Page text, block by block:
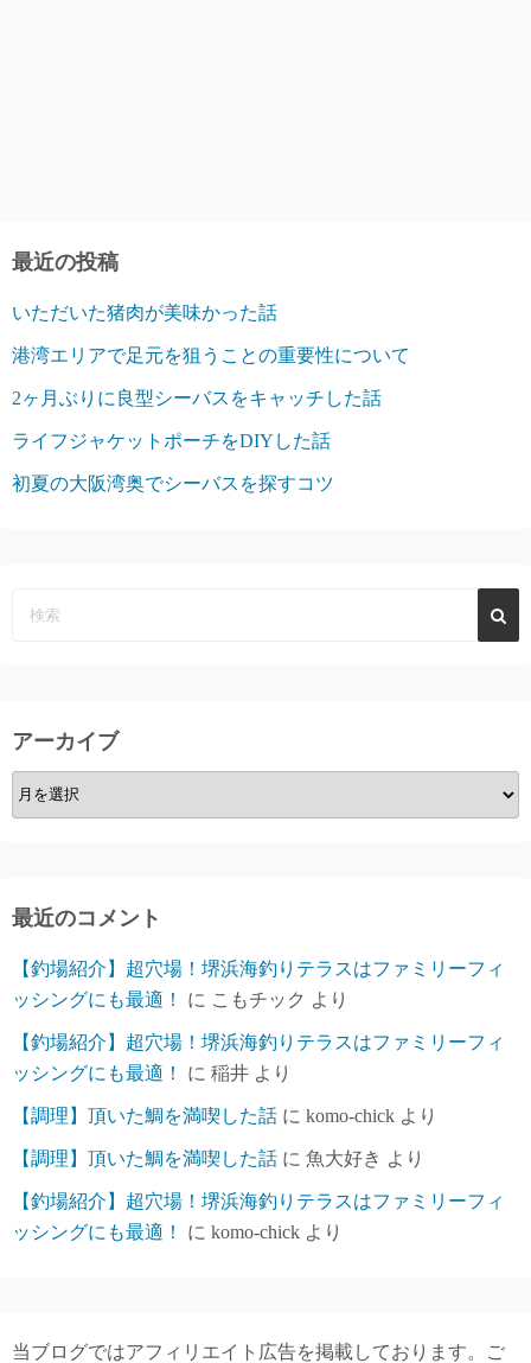
最近の投稿
いただいた猪肉が美味かった話
港湾エリアで足元を狙うことの重要性について
2ヶ月ぶりに良型シーバスをキャッチした話
ライフジャケットポーチをDIYした話
初夏の大阪湾奥でシーバスを探すコツ
アーカイブ
ア
ー
ブ
最近のコメント
【釣場紹介】超穴場！堺浜海釣りテラスはファミリーフィ
ッシングにも最適！
に こもチック より
【釣場紹介】超穴場！堺浜海釣りテラスはファミリーフィ
ッシングにも最適！
に 稲井 より
【調理】頂いた鯛を満喫した話 に komo-chick より
【調理】頂いた鯛を満喫した話 に 魚大好き より
【釣場紹介】超穴場！堺浜海釣りテラスはファミリーフィ
ッシングにも最適！
に komo-chick より
当ブログではアフィリエイト広告を掲載しております。ご